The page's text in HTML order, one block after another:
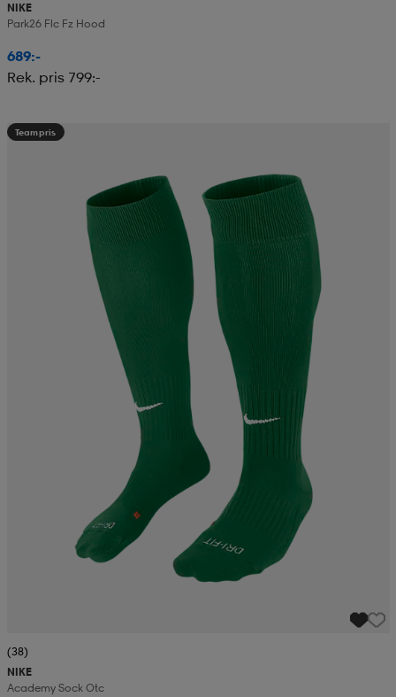
NIKE
Park26 Flc Fz Hood
689:-
Rek. pris 799:-
Teampris
(38)
NIKE
Academy Sock Otc